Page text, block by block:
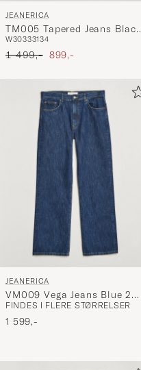
JEANERICA
TM005 Tapered Jeans Black
2 Weeks
W30333134
Ordinary pris
1 499,- Nedsat pris
899,-
JEANERICA
VM009 Vega Jeans Blue 2
Weeks
FINDES I FLERE STØRRELSER
1 599,-